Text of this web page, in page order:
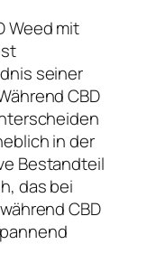
Weed mit
seiner
CBD
in der
Bestandteil
das bei
CBD